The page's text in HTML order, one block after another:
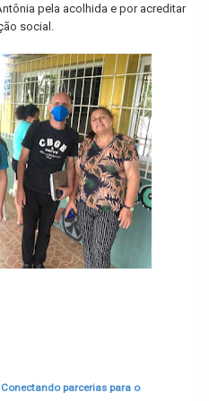
pela acolhida e por acreditar
social.
Conectando parcerias para o